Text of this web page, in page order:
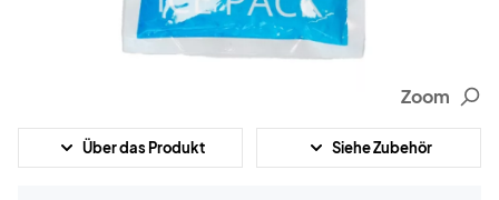
Zoom
Über das Produkt Siehe Zubehör